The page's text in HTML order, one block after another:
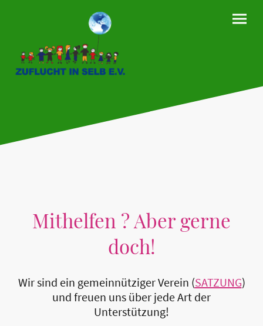
Mithelfen ? Aber gerne
doch!
Wir sind ein gemeinnütziger Verein (SATZUNG)
und freuen uns über jede Art der
Unterstützung!